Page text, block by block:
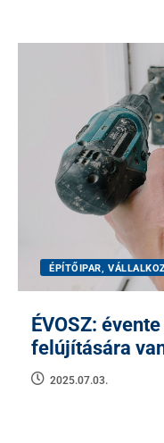
ÉPÍTŐIPAR,
ÉVOSZ:
felújítására
2025.07.03.